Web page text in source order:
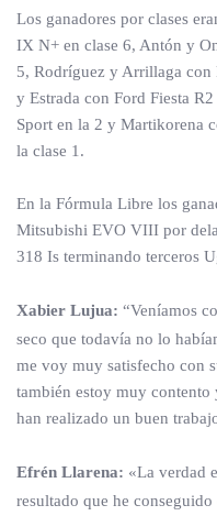
Los ganadores por clases
IX N+ en clase 6, Antón y
5, Rodríguez y Arrillaga con
y Estrada con Ford Fiesta
Sport en la 2 y Martikorena
la clase 1.
En la Fórmula Libre los
Mitsubishi EVO VIII por
318 Is terminando terceros
Xabier Lujua: “Veníamos
seco que todavía no lo
me voy muy satisfecho con
también estoy muy
han realizado un buen
Efrén Llarena: «La verdad
resultado que he